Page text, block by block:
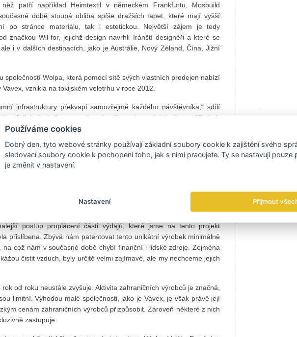
patří například Heimtextil v německém Frankfurtu, Mosbuild
době stoupá obliba spíše dražších tapet, které mají vyšší
po stránce materiálu, tak i estetickou. Největší zájem je tedy
značkou Wll-for, jejichž design navrhli íránští designéři a které se
i v dalších destinacích, jako je Austrálie, Nový Zéland, Čína, Jižní
společností Wolpa, která pomocí sítě svých vlastních prodejen nabízí
vznikla na tokijském veletrhu v roce 2012.
infrastruktury překvapí samozřejmě každého návštěvníka,“ sdílí
„Jejich dochvilnost a ochota je při prvním setkání až neuvěřitelná.
vyvíjejí čisticí tapety jako my, ale na zcela jiných technologických
našeho života a výroba tapet není výjimkou. Ve spolupráci s
Vavex poslední čtyři roky fotokatalytické tapety schopné čistit vzduch
laboratorní testy. Byly vyrobeny prototypy a menší zkušební
testována. „Nicméně,“ podotýká Václav Velát, „v dokončení
postup proplácení části výdajů, které jsme na tento projekt
přislíbena. Zbývá nám patentovat tento unikátní výrobek minimálně
na což nám v současné době chybí finanční i lidské zdroje. Zejména
čistit vzduch, byly určitě velmi zajímavé, ale my nechceme jejich
od roku neustále zvyšuje. Aktivita zahraničních výrobců je značná,
limitní. Výhodou malé společnosti, jako je Vavex, je však právě její
cenám zahraničních výrobců přizpůsobit. Zároveň některé z nich
zastupuje.
Používáme cookies
Dobrý den, tyto webové stránky používají základní soubory cookie k zajištění svého
sledovací soubory cookie k pochopení toho, jak s nimi pracujete. Ty se nastavují pouze
je změnit v nastavení.
Nastavení Přijmout